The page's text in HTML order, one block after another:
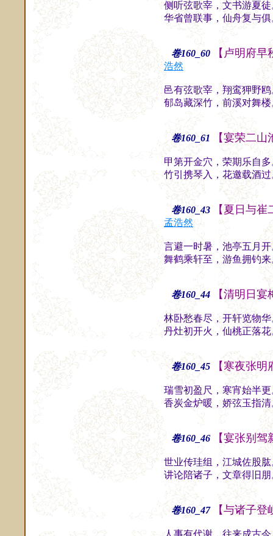
侧听弦歌宰，文书游夏
华省曾联事，仙舟复与
卷160_60 【卢明府
浩然
邑有弦歌宰，翔鸾狎野
郁岛藏深竹，前溪对舞
卷160_61 【宴荣二
甲第开金穴，荣期乐自
竹引携琴入，花邀载酒
卷160_43 【夏日与
孟浩然
言避一时暑，池亭五月
舞鹤乘轩至，游鱼拥钓
卷160_44 【清明日
林卧愁春尽，开轩览物
丹灶初开火，仙桃正落
卷160_45 【寒夜张
瑞雪初盈尺，寒宵始半
香炭金炉暖，娇弦玉指
卷160_46 【宴张别驾
世业传珪组，江城佐股
讲论陪诸子，文章得旧
卷160_47 【与诸子登
人事有代谢，往来成古